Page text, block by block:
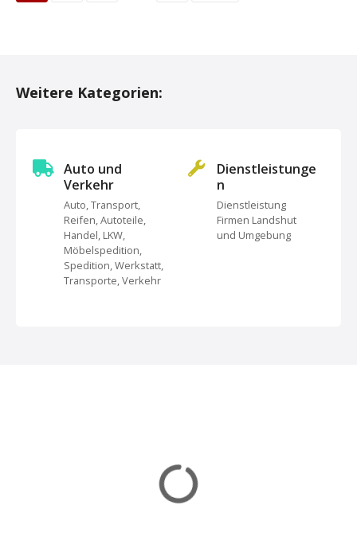
t
N
Weitere Kategorien:
Auto und
Verkehr
Auto, Transport,
Reifen, Autoteile,
Handel, LKW,
Möbelspedition,
Spedition, Werkstatt,
Transporte, Verkehr
Dienstleistunge
n
Dienstleistung
Firmen Landshut
und Umgebung